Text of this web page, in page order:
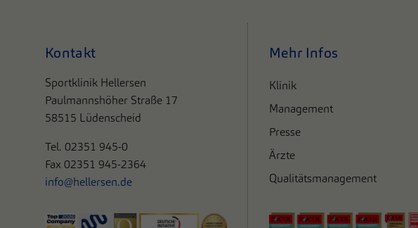
Kontakt
Sportklinik Hellersen
Paulmannshöher Straße 17
58515 Lüdenscheid
Tel. 02351 945-0
Fax 02351 945-2364
info@hellersen.de
Mehr Infos
Klinik
Management
Presse
Ärzte
Qualitätsmanagement